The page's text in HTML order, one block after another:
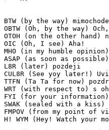
BTW (by the way)
OBTW (Oh, by the way) Och,
OTOH (on the other hand)
OIC (Oh, I see) Aha!
MHO (in my humble
ASAP (as soon as
L8R (later) pozdeji
CUL8R (See yoy later!)
TTFN (Ta Ta for now)
WRT (with respect to) s
FYI (for your
SWAK (sealed with a kiss)
FMPOV (from my point of
H! WYM (Hey! Watch